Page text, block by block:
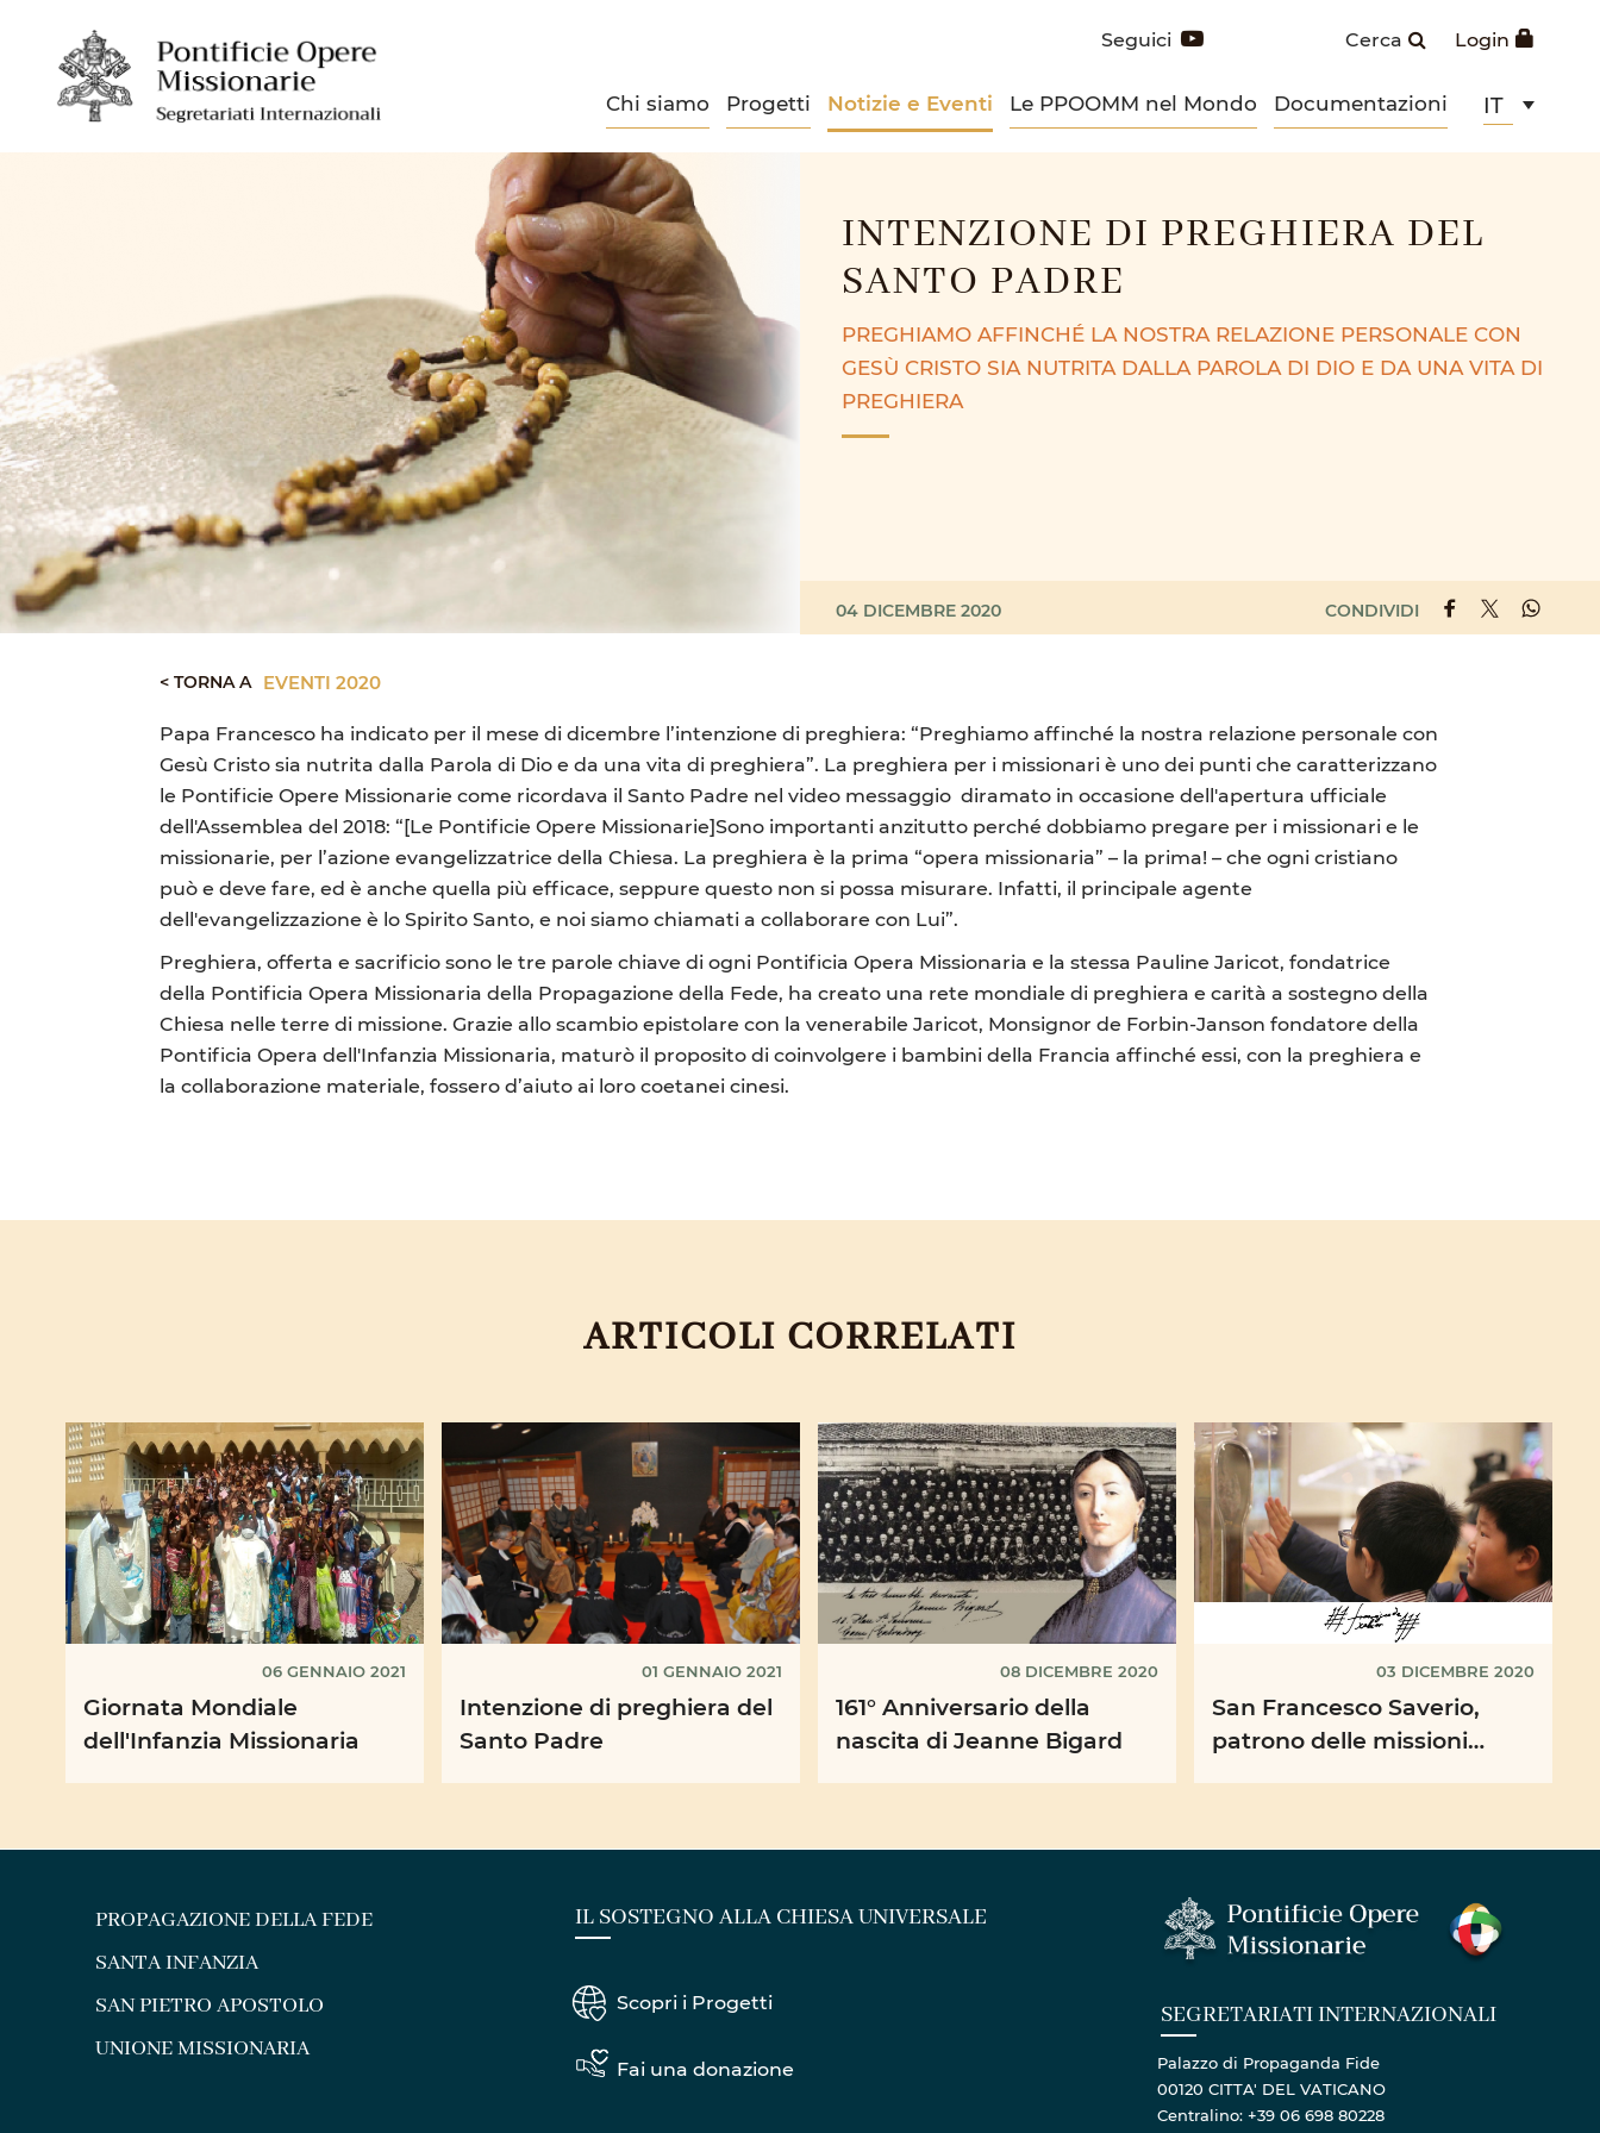
Login
Cerca
Seguici
Chi siamo Progetti Notizie e Eventi Le PPOOMM nel Mondo Documentazioni IT
INTENZIONE DI PREGHIERA DEL
SANTO PADRE
PREGHIAMO AFFINCHÉ LA NOSTRA RELAZIONE PERSONALE CON
GESÙ CRISTO SIA NUTRITA DALLA PAROLA DI DIO E DA UNA VITA DI
PREGHIERA
04 DICEMBRE 2020 CONDIVIDI
< TORNA A EVENTI 2020
Papa Francesco ha indicato per il mese di dicembre l’intenzione di preghiera: “Preghiamo affinché la nostra relazione personale con
Gesù Cristo sia nutrita dalla Parola di Dio e da una vita di preghiera”. La preghiera per i missionari è uno dei punti che caratterizzano
le Pontificie Opere Missionarie come ricordava il Santo Padre nel video messaggio diramato in occasione dell'apertura ufficiale
dell'Assemblea del 2018: “[Le Pontificie Opere Missionarie]Sono importanti anzitutto perché dobbiamo pregare per i missionari e le
missionarie, per l’azione evangelizzatrice della Chiesa. La preghiera è la prima “opera missionaria” – la prima! – che ogni cristiano
può e deve fare, ed è anche quella più efficace, seppure questo non si possa misurare. Infatti, il principale agente
dell'evangelizzazione è lo Spirito Santo, e noi siamo chiamati a collaborare con Lui”.
Preghiera, offerta e sacrificio sono le tre parole chiave di ogni Pontificia Opera Missionaria e la stessa Pauline Jaricot, fondatrice
della Pontificia Opera Missionaria della Propagazione della Fede, ha creato una rete mondiale di preghiera e carità a sostegno della
Chiesa nelle terre di missione. Grazie allo scambio epistolare con la venerabile Jaricot, Monsignor de Forbin-Janson fondatore della
Pontificia Opera dell'Infanzia Missionaria, maturò il proposito di coinvolgere i bambini della Francia affinché essi, con la preghiera e
la collaborazione materiale, fossero d’aiuto ai loro coetanei cinesi.
ARTICOLI CORRELATI
06 GENNAIO 2021
Giornata Mondiale
dell'Infanzia Missionaria
01 GENNAIO 2021
Intenzione di preghiera del
Santo Padre
08 DICEMBRE 2020
161° Anniversario della
nascita di Jeanne Bigard
03 DICEMBRE 2020
San Francesco Saverio,
patrono delle missioni
PROPAGAZIONE DELLA FEDE
SANTA INFANZIA
SAN PIETRO APOSTOLO
UNIONE MISSIONARIA
IL SOSTEGNO ALLA CHIESA UNIVERSALE
Scopri i Progetti
Fai una donazione
SEGRETARIATI INTERNAZIONALI
Palazzo di Propaganda Fide
00120 CITTA' DEL VATICANO
Centralino: +39 06 698 80228